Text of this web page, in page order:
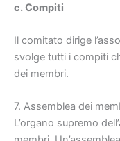
c. Compiti
Il comitato dirige
svolge tutti i compiti
dei membri.
7. Assemblea dei
L’organo supremo